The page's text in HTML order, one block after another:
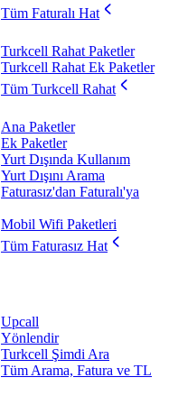
Tüm Faturalı Hat
Turkcell Rahat Paketler
Turkcell Rahat Ek Paketler
Tüm Turkcell Rahat
Ana Paketler
Ek Paketler
Yurt Dışında Kullanım
Yurt Dışını Arama
Faturasız'dan Faturalı'ya
Mobil Wifi Paketleri
Tüm Faturasız Hat
Upcall
Yönlendir
Turkcell Şimdi Ara
Tüm Arama, Fatura ve TL